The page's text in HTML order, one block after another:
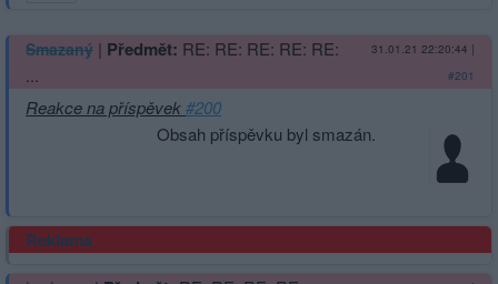
Smazaný | Předmět: RE: RE: RE: RE: RE:
...
31.01.21 22:20:44 |
#201
Reakce na příspěvek#200
Obsah příspěvku byl smazán.
Reklama